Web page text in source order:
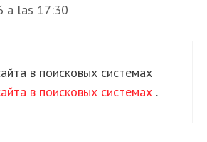
a las 17:30
в поисковых системах
в поисковых системах .